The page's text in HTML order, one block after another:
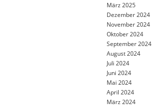
März 2025
Dezember 2024
November 2024
Oktober 2024
September 2024
August 2024
Juli 2024
Juni 2024
Mai 2024
April 2024
März 2024